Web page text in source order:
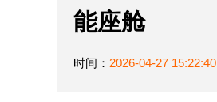
能座舱
时间： 2026-04-27 15:22:40